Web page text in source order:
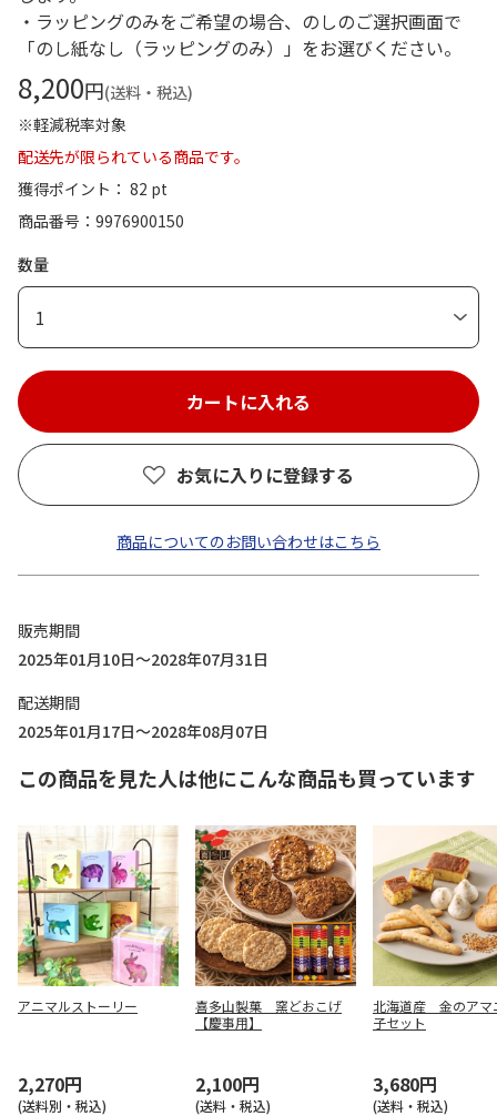
・ラッピングのみをご希望の場合、のしのご選択画面で
「のし紙なし（ラッピングのみ）」をお選びください。
8,200円(送料・税込)
※軽減税率対象
配送先が限られている商品です。
獲得ポイント： 82 pt
商品番号
9976900150
数量
1
お気に入りに登録する
商品についてのお問い合わせはこちら
販売期間
2025年01月10日～2028年07月31日
配送期間
2025年01月17日～2028年08月07日
この商品を見た人は他にこんな商品も買っています
アニマルストーリー
2,270円
(送料別・税込)
喜多山製菓 窯どおこげ
【慶事用】
2,100円
(送料・税込)
北海道産 金のアマ
子セット
3,680円
(送料・税込)